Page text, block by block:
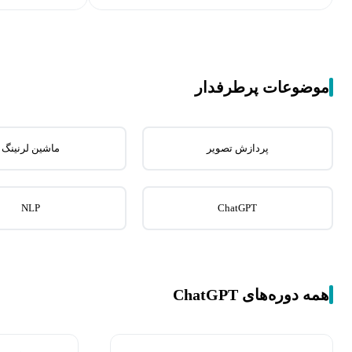
موضوعات پرطرفدار
پردازش تصویر ماشین لرنینگ
ChatGPT
NLP
همه دوره‌های ChatGPT